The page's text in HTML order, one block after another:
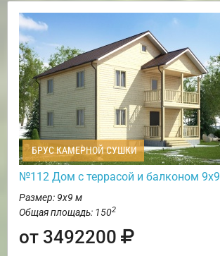
БРУС КАМЕРНОЙ СУШКИ
№112 Дом с террасой и балконом 9х9
Размер: 9х9 м
Общая площадь: 1502
от 3492200